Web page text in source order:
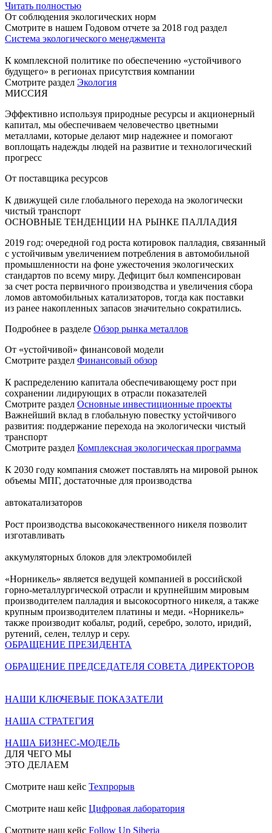
Читать полностью
От соблюдения экологических норм
Смотрите в нашем Годовом отчете за 2018 год раздел
Система экологического менеджмента
К комплексной политике по обеспечению «устойчивого
будущего» в регионах присутствия компании
Смотрите раздел Экология
МИССИЯ
Эффективно используя природные ресурсы и акционерный
капитал, мы обеспечиваем человечество цветными
металлами, которые делают мир надежнее и помогают
воплощать надежды людей на развитие и технологический
прогресс
От поставщика ресурсов
К движущей силе глобального перехода на экологически
чистый транспорт
ОСНОВНЫЕ ТЕНДЕНЦИИ НА РЫНКЕ ПАЛЛАДИЯ
2019 год: очередной год роста котировок палладия, связанный
с устойчивым увеличением потребления в автомобильной
промышленности на фоне ужесточения экологических
стандартов по всему миру. Дефицит был компенсирован
за счет роста первичного производства и увеличения сбора
ломов автомобильных катализаторов, тогда как поставки
из ранее накопленных запасов значительно сократились.
Подробнее в разделе Обзор рынка металлов
От «устойчивой» финансовой модели
Смотрите раздел Финансовый обзор
К распределению капитала обеспечивающему рост при
сохранении лидирующих в отрасли показателей
Смотрите раздел Основные инвестиционные проекты
Важнейший вклад в глобальную повестку устойчивого
развития: поддержание перехода на экологически чистый
транспорт
Смотрите раздел Комплексная экологическая программа
К 2030 году компания сможет поставлять на мировой рынок
объемы МПГ, достаточные для производства
автокатализаторов
Рост производства высококачественного никеля позволит
изготавливать
аккумуляторных блоков для электромобилей
«Норникель» является ведущей компанией в российской
горно-металлургической отрасли и крупнейшим мировым
производителем палладия и высокосортного никеля, а также
крупным производителем платины и меди. «Норникель»
также производит кобальт, родий, серебро, золото, иридий,
рутений, селен, теллур и серу.
ОБРАЩЕНИЕ ПРЕЗИДЕНТА
ОБРАЩЕНИЕ ПРЕДСЕДАТЕЛЯ СОВЕТА ДИРЕКТОРОВ
НАШИ КЛЮЧЕВЫЕ ПОКАЗАТЕЛИ
НАША СТРАТЕГИЯ
НАША БИЗНЕС-МОДЕЛЬ
ДЛЯ ЧЕГО МЫ
ЭТО ДЕЛАЕМ
Смотрите наш кейс Техпрорыв
Смотрите наш кейс Цифровая лаборатория
Смотрите наш кейс Follow Up Siberia